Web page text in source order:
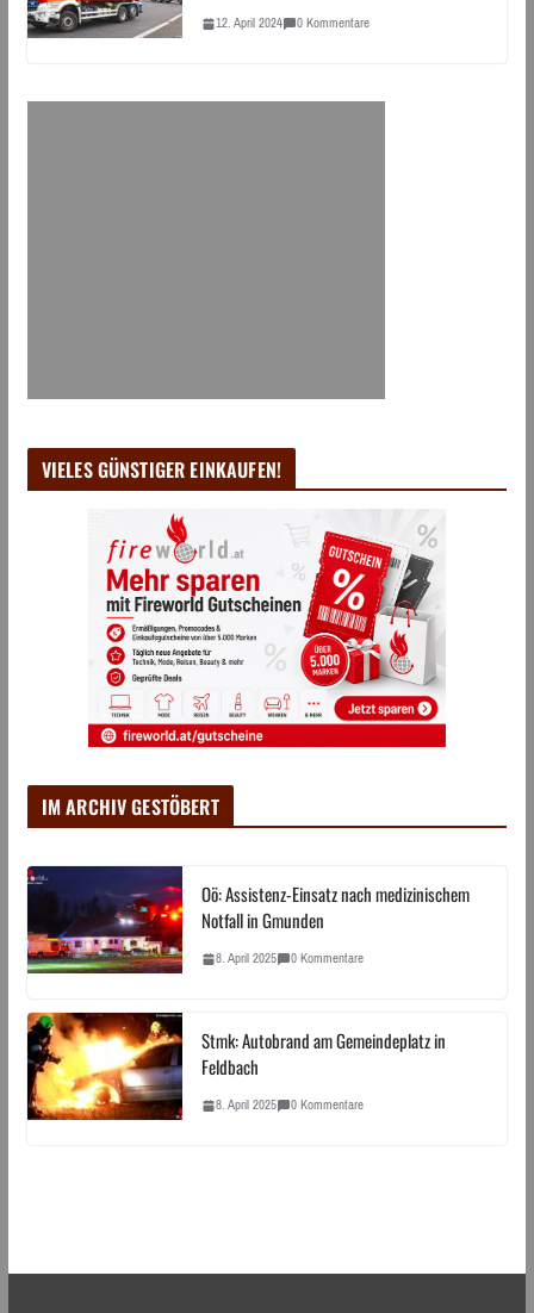
12. April 2024 0 Kommentare
VIELES GÜNSTIGER EINKAUFEN!
IM ARCHIV GESTÖBERT
Oö: Assistenz-Einsatz nach medizinischem
Notfall in Gmunden
8. April 2025 0 Kommentare
Stmk: Autobrand am Gemeindeplatz in
Feldbach
8. April 2025 0 Kommentare